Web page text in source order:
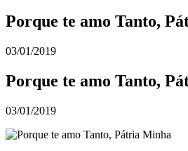
Porque te amo Tanto,
03/01/2019
Porque te amo Tanto,
03/01/2019